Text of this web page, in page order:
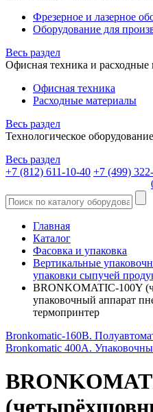
Фрезерное и лазерное
Оборудование для
Весь раздел
Офисная техника и расходные
Офисная техника
Расходные материалы
Весь раздел
Технологическое оборудование
Весь раздел
+7 (812) 611-10-40 +7 (499)
Главная
Каталог
Фасовка и упаковка
Вертикальные
упаковки сыпучей
BRONKOMATIC-100Y
упаковочный аппарат
термопринтер
Bronkomatic-160B.
Вronkomatic 400A.